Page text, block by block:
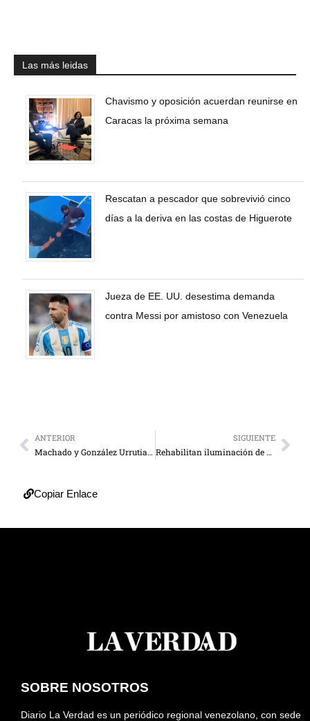
Las más leidas
Chavismo y oposición acuerdan reunirse en
Caracas la próxima semana
Rescatan a pescador que sobrevivió cinco
días a la deriva en las costas de Higuerote
Jueza de EE. UU. desestima demanda
contra Messi por amistoso con Venezuela
ANTERIOR
Machado y González Urrutia califican de “represión estatal” la muerte de Alfredo Díaz
SIGUIENTE
Rehabilitan iluminación de dos tramos del Puente sobre el Lago
Copiar Enlace
SOBRE NOSOTROS
Diario La Verdad es un periódico regional venezolano, con sede